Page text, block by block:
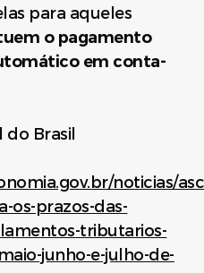
para aqueles
o pagamento
em conta-
do Brasil
noticias/
os-prazos-das-
tributarios-
junho-e-julho-de-